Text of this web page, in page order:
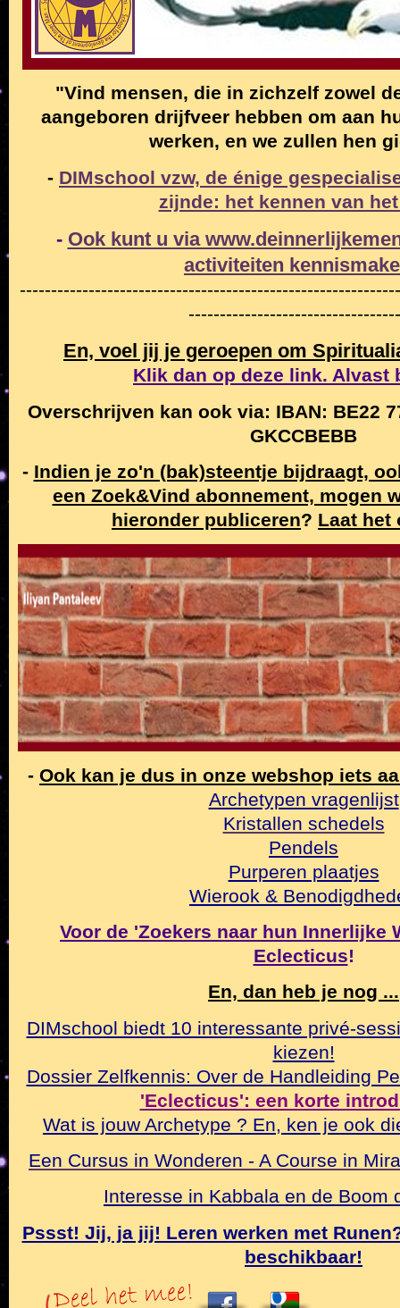
"Vind mensen, die in zichzelf zowel
aangeboren drijfveer hebben om aan
werken, en we zullen hen
- DIMschool vzw, de énige
zijnde: het kennen van
- Ook kunt u via
activiteiten
En, voel jij je geroepen om
Klik dan op deze link. Alvast
Overschrijven kan ook via: IBAN: BE22
GKCCBEBB
- Indien je zo'n (bak)steentje bijdraagt,
een Zoek&Vind abonnement, mogen
hieronder publiceren? Laat het
- Ook kan je dus in onze webshop iets
Archetypen vragenlijst
Kristallen schedels
Pendels
Purperen plaatjes
Wierook &
Voor de 'Zoekers naar hun Innerlijke
Eclecticus!
En, dan heb je nog ...
DIMschool biedt 10 interessante privé-
kiezen!
Dossier Zelfkennis: Over de Handleiding
'Eclecticus': een korte
Wat is jouw Archetype ? En, ken je ook
Een Cursus in Wonderen - A Course in
Interesse in Kabbala en de Boom
Pssst! Jij, ja jij! Leren werken met
beschikbaar!